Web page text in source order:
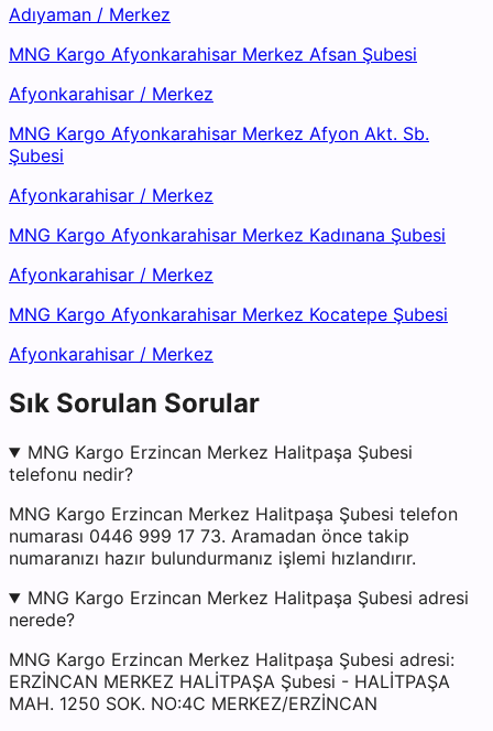
Adıyaman / Merkez
MNG Kargo Afyonkarahisar Merkez Afsan Şubesi
Afyonkarahisar / Merkez
MNG Kargo Afyonkarahisar Merkez Afyon Akt. Sb.
Şubesi
Afyonkarahisar / Merkez
MNG Kargo Afyonkarahisar Merkez Kadınana Şubesi
Afyonkarahisar / Merkez
MNG Kargo Afyonkarahisar Merkez Kocatepe Şubesi
Afyonkarahisar / Merkez
Sık Sorulan Sorular
MNG Kargo Erzincan Merkez Halitpaşa Şubesi
telefonu nedir?
MNG Kargo Erzincan Merkez Halitpaşa Şubesi telefon
numarası 0446 999 17 73. Aramadan önce takip
numaranızı hazır bulundurmanız işlemi hızlandırır.
MNG Kargo Erzincan Merkez Halitpaşa Şubesi adresi
nerede?
MNG Kargo Erzincan Merkez Halitpaşa Şubesi adresi:
ERZİNCAN MERKEZ HALİTPAŞA Şubesi - HALİTPAŞA
MAH. 1250 SOK. NO:4C MERKEZ/ERZİNCAN